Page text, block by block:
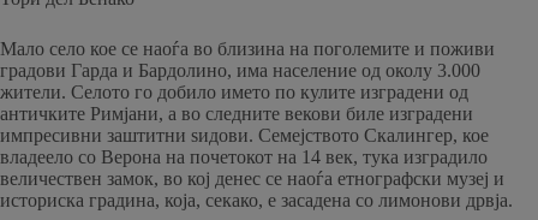
Мало село кое се наоѓа во близина на поголемите и поживи
градови Гарда и Бардолино, има население од околу 3.000
жители. Селото го добило името по кулите изградени од
античките Римјани, а во следните векови биле изградени
импресивни заштитни ѕидови. Семејството Скалингер, кое
владеело со Верона на почетокот на 14 век, тука изградило
величествен замок, во кој денес се наоѓа етнографски музеј и
историска градина, која, секако, е засадена со лимонови дрвја.